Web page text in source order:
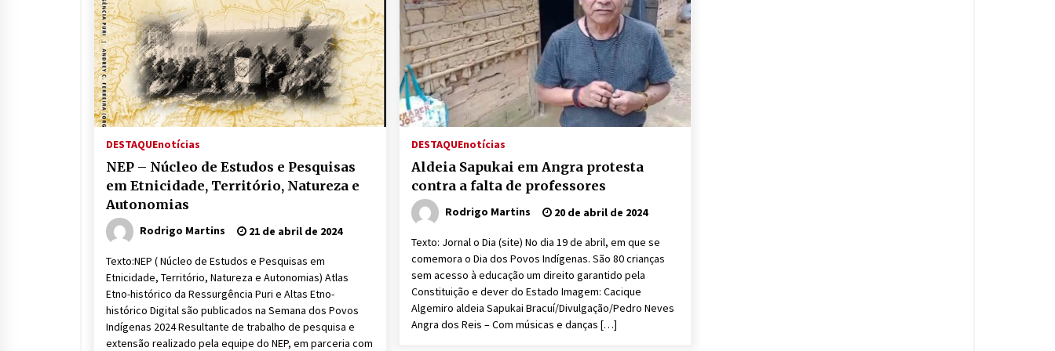
DESTAQUEnotícias
NEP – Núcleo de Estudos e Pesquisas
em Etnicidade, Território, Natureza e
Autonomias
Rodrigo Martins 21 de abril de 2024
Texto:NEP ( Núcleo de Estudos e Pesquisas em
Etnicidade, Território, Natureza e Autonomias) Atlas
Etno-histórico da Ressurgência Puri e Altas Etno-
histórico Digital são publicados na Semana dos Povos
Indígenas 2024 Resultante de trabalho de pesquisa e
extensão realizado pela equipe do NEP, em parceria com
DESTAQUEnotícias
Aldeia Sapukai em Angra protesta
contra a falta de professores
Rodrigo Martins 20 de abril de 2024
Texto: Jornal o Dia (site) No dia 19 de abril, em que se
comemora o Dia dos Povos Indígenas. São 80 crianças
sem acesso à educação um direito garantido pela
Constituição e dever do Estado Imagem: Cacique
Algemiro aldeia Sapukai Bracuí/Divulgação/Pedro Neves
Angra dos Reis – Com músicas e danças […]